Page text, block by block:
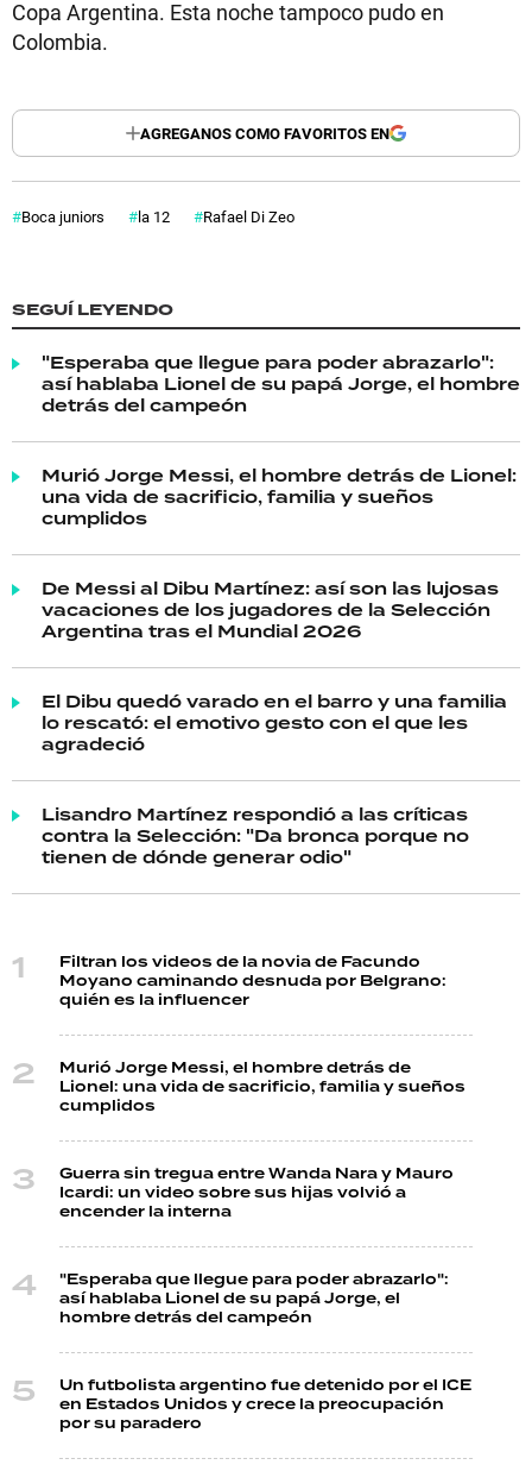
Copa Argentina. Esta noche tampoco pudo en
Colombia.
AGREGANOS COMO FAVORITOS EN
Boca juniors la 12 Rafael Di Zeo
SEGUÍ LEYENDO
"Esperaba que llegue para poder abrazarlo":
así hablaba Lionel de su papá Jorge, el hombre
detrás del campeón
Murió Jorge Messi, el hombre detrás de Lionel:
una vida de sacrificio, familia y sueños
cumplidos
De Messi al Dibu Martínez: así son las lujosas
vacaciones de los jugadores de la Selección
Argentina tras el Mundial 2026
El Dibu quedó varado en el barro y una familia
lo rescató: el emotivo gesto con el que les
agradeció
Lisandro Martínez respondió a las críticas
contra la Selección: "Da bronca porque no
tienen de dónde generar odio"
Filtran los videos de la novia de Facundo
Moyano caminando desnuda por Belgrano:
quién es la influencer
Murió Jorge Messi, el hombre detrás de
Lionel: una vida de sacrificio, familia y sueños
cumplidos
Guerra sin tregua entre Wanda Nara y Mauro
Icardi: un video sobre sus hijas volvió a
encender la interna
"Esperaba que llegue para poder abrazarlo":
así hablaba Lionel de su papá Jorge, el
hombre detrás del campeón
Un futbolista argentino fue detenido por el ICE
en Estados Unidos y crece la preocupación
por su paradero